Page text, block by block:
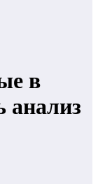
в
анализ